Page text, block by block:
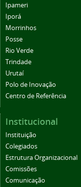
Ipameri
Iporá
Morrinhos
Posse
Rio Verde
Trindade
Urutaí
Polo de Inovação
Centro de Referência
Institucional
Instituição
Colegiados
Estrutura Organizacional
Comissões
Comunicação